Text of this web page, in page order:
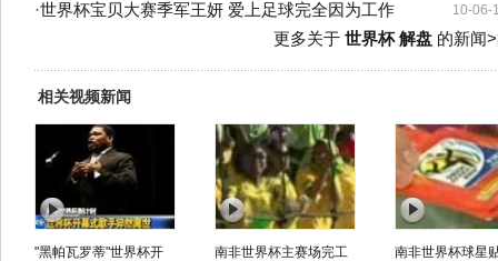
10-06-
·世界杯宝贝大赛季军王妍 爱上足球完全因为工作
更多关于 世界杯 解盘的新闻
相关视频新闻
"黑帕瓦罗蒂"世界杯开
南非世界杯主赛场完工
南非世界杯球星